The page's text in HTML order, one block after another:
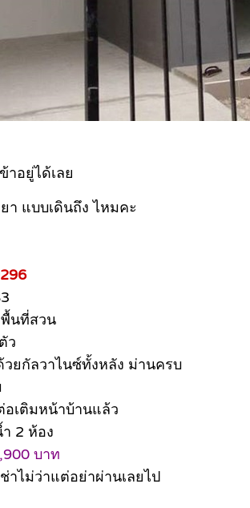
าอยู่ได้เลย
า แบบเดินถึง ไหมคะ
นที่สวน
ว
ยกัลวาไนซ์ทั้งหลัง ม่านครบ
อเติมหน้าบ้านแล้ว
2 ห้อง
บาท
าไม่ว่าแต่อย่าผ่านเลยไป